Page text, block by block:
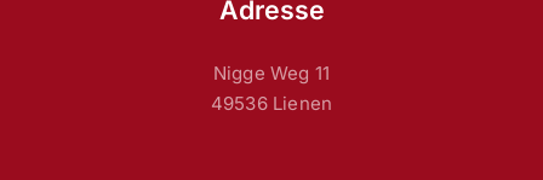
Adresse
Nigge Weg 11
49536 Lienen